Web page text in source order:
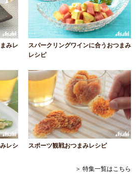
みレ
スパークリングワインに合うおつまみ
レシピ
レシ
スポーツ観戦おつまみレシピ
＞ 特集一覧はこちら